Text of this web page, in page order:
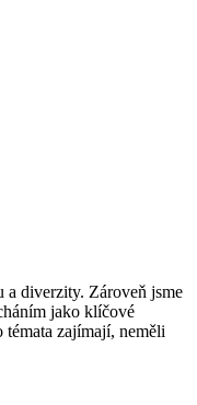
a diverzity. Zároveň jsme
jako klíčové
zajímají, neměli